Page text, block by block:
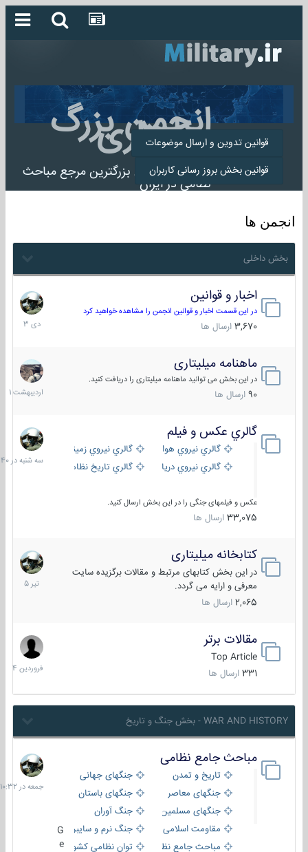
انجمن بزرگ
میلیتاری
انجمن میلیتاری بزرگترین مرجع مباحث
نظامی در ایران
قوانین تدوین و ارسال موضوعات
قوانین بخش بروز رسانی کاربران
انجمن ها
بخش داخلی
اخبار و قوانین
در این قسمت اخبار و قوانین انجمن را مشاهده خواهید کرد
3,670 ارسال ها
22
دی
1403
ماهنامه میلیتاری
در این بخش می توانید ماهنامه میلیتاری را دریافت کنید.
90 ارسال ها
30
1401
گالري عكس و فيلم
گالري نيروي هوايي
گالري نيروي زميني
گالري نيروي دريايي
گالري تاریخ نظامی
عکس و فیلمهای جنگی را در این بخش ارسال کنید.
33,075 ارسال ها
سه
شنبه
در
کتابخانه میلیتاری
در این بخش کتابهای مرتبط و مقالات برگزیده سایت
معرفی و ارایه می گردد.
2,065 ارسال ها
16
تیر
1405
مقالات برتر
Top Article
331 ارسال ها
29
فروردین
1404
WAR AND HISTORY - بخش جنگ و تاریخ
مباحث جامع نظامی
تاریخ و تمدن
جنگهای جهانی
جنگهای معاصر
جنگهای باستان
جنگهای مسلمین
جنگ آوران
مقاومت اسلامی
جنگ نرم و سایبری
مباحث جامع نظامی
توان نظامی کشورها
جمعه
در
10:32